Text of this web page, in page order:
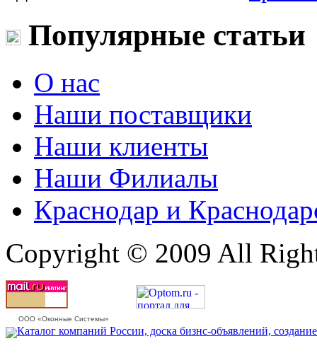
Популярные статьи
О нас
Наши поставщики
Наши клиенты
Наши Филиалы
Краснодар и
Copyright © 2009 All
ООО «Оконные Системы»